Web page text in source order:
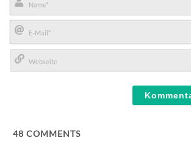
Name*
E-
Mail*
48 COMMENTS